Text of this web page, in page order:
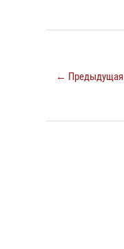
← Предыдущая